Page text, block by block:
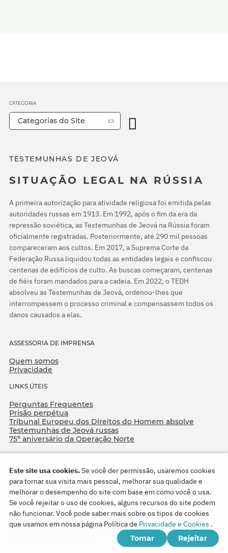
TESTEMUNHAS DE JEOVÁ
SITUAÇÃO LEGAL NA RÚSSIA
A primeira autorização para atividade religiosa foi emitida pelas
autoridades russas em 1913. Em 1992, após o fim da era da
repressão soviética, as Testemunhas de Jeová na Rússia foram
oficialmente registradas. Posteriormente, até 290 mil pessoas
compareceram aos cultos. Em 2017, a Suprema Corte da
Federação Russa liquidou todas as entidades legais e confiscou
centenas de edifícios de culto. As buscas começaram, centenas
de fiéis foram mandados para a cadeia. Em 2022, o TEDH
absolveu as Testemunhas de Jeová, ordenou-lhes que
interrompessem o processo criminal e compensassem todos os
danos causados a elas.
ASSESSORIA DE IMPRENSA
Quem somos
Privacidade
LINKS ÚTEIS
Perguntas Frequentes
Prisão perpétua
Tribunal Europeu dos Direitos do Homem absolve
Testemunhas de Jeová russas
75º aniversário da Operação Norte
CATEGORIA
Categorias do Site
Watch Tower Bible and Tract Society of Korea.
Este site usa cookies.Se você der permissão, usaremos cookies
para tornar sua visita mais pessoal, melhorar sua qualidade e
melhorar o desempenho do site com base em como você o usa.
Se você rejeitar o uso de cookies, alguns recursos do site podem
não funcionar. Você pode saber mais sobre os tipos de cookies
que usamos em nossa página Política de Privacidade e Cookies .
Tomar
Rejeitar